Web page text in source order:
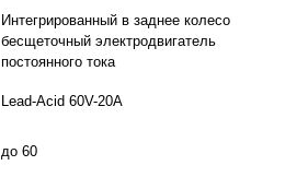
Интегрированный в заднее колесо
бесщеточный электродвигатель
постоянного тока
Lead-Acid 60V-20A
до 60